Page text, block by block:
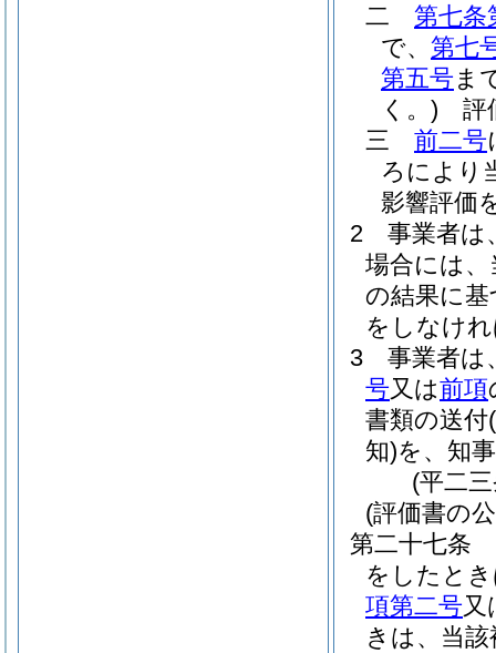
二
第七条
で、 第七
第五号ま
く。) 評
三
前二号
ろにより
影響評価
2
事業者は
場合には、
の結果に
をしなけ
3
事業者は
号又は前項
書類の送付
知)を、知
(平二
(評価書の
第二十七条
をしたと
項第二号又
きは、当